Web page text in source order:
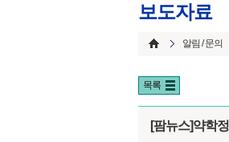
보도자료
알림 / 문의
목록
[팜뉴스]약학